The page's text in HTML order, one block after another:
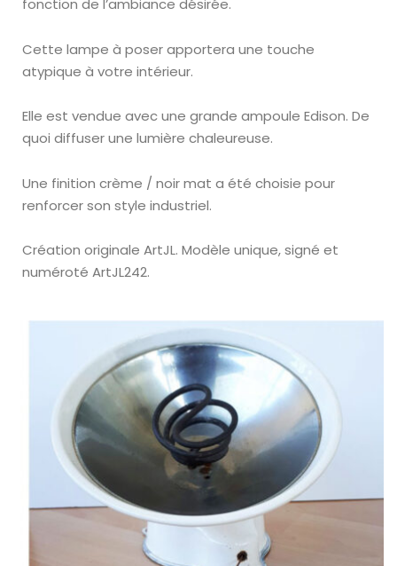
fonction de l’ambiance désirée.
Cette lampe à poser apportera une touche
atypique à votre intérieur.
Elle est vendue avec une grande ampoule Edison. De
quoi diffuser une lumière chaleureuse.
Une finition crème / noir mat a été choisie pour
renforcer son style industriel.
Création originale ArtJL. Modèle unique, signé et
numéroté ArtJL242.